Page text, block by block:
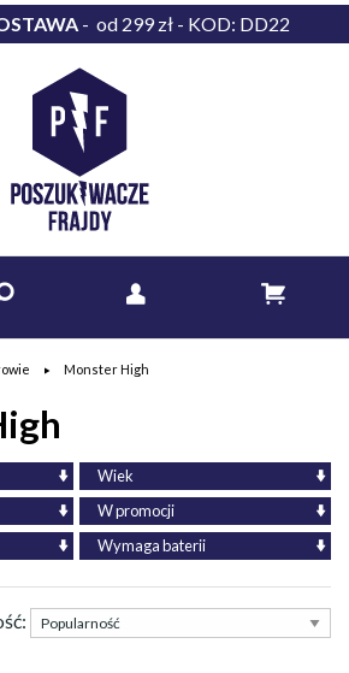
- od 299 zł - KOD: DD22
Monster High
Wiek
W promocji
Wymaga baterii